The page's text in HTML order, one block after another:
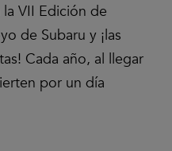
VII Edición de
de Subaru y ¡las
Cada año, al llegar
por un día